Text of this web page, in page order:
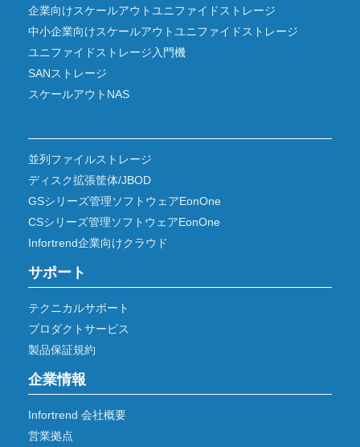
企業向けスケールアウトユニファイドストレージ
中小企業向けスケールアウトユニファイドストレージ
ユニファイドストレージ入門機
SANストレージ
スケールアウトNAS
並列ファイルストレージ
ディスク拡張筐体/JBOD
GSシリーズ管理ソフトウェアEonOne
CSシリーズ管理ソフトウェアEonOne
Infortrend企業向けクラウド
サポート
テクニカルサポート
プロダクトサービス
製品保証規約
企業情報
Infortrend 会社概要
営業拠点